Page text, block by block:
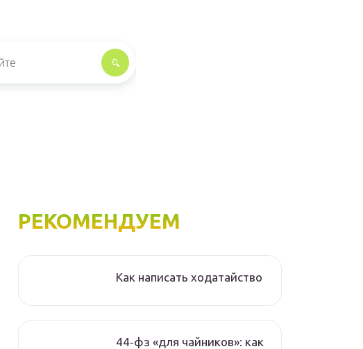
РЕКОМЕНДУЕМ
Как написать ходатайство
44‑фз «для чайников»: как